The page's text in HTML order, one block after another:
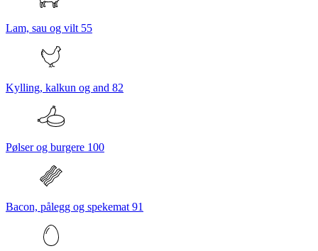
Lam, sau og vilt 55
Kylling, kalkun og and 82
Pølser og burgere 100
Bacon, pålegg og spekemat 91